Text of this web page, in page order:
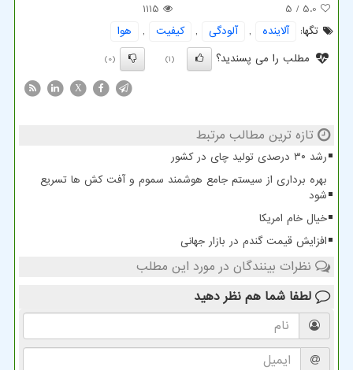
5.0
/ 5
1115
تگها:
آلاینده , آلودگی , كیفیت ,
هوا
مطلب را می پسندید؟
(1)
(0)
X
تازه ترین مطالب مرتبط
رشد ۳۰ درصدی تولید چای در کشور
بهره برداری از سیستم جامع هوشمند سموم و آفت کش ها تسریع
شود
خیال خام امریکا
افزایش قیمت گندم در بازار جهانی
نظرات بینندگان در مورد این مطلب
لطفا شما هم نظر دهید